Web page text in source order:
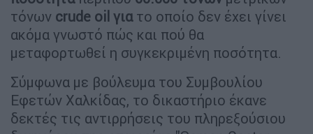
τόνων crude oil γιατο οποίο δεν έχει γίνει
ακόμα γνωστό πώς και πού θα
μεταφορτωθεί η συγκεκριμένη ποσότητα.
Σύμφωνα με βούλευμα του Συμβουλίου
Εφετών Χαλκίδας, το δικαστήριο έκανε
δεκτές τις αντιρρήσεις του πληρεξούσιου